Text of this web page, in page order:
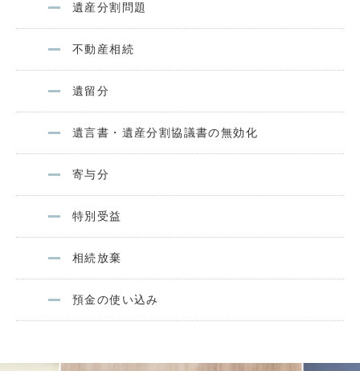
遺産分割問題
不動産相続
遺留分
遺言書・遺産分割協議書の無効化
寄与分
特別受益
相続放棄
預金の使い込み